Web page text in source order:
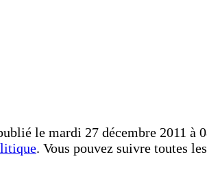
le mardi 27 décembre 2011 à
. Vous pouvez suivre toutes